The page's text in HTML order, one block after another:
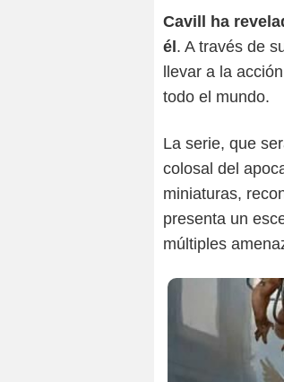
Cavill ha
él . A través de
llevar a la
todo el mundo.
La serie, que
colosal del
miniaturas,
presenta un
múltiples